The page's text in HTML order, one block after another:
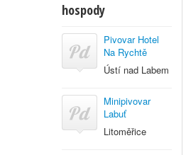
hospody
Pivovar Hotel
Na Rychtě
Ústí nad Labem
Minipivovar
Labuť
Litoměřice